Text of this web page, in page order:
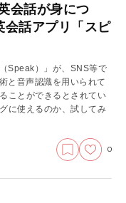
会話が身につ
会話アプリ「スピ
Speak）」が、SNS等で
と音声認識を用いられて
ことができるとされてい
に使えるのか、試してみ
0